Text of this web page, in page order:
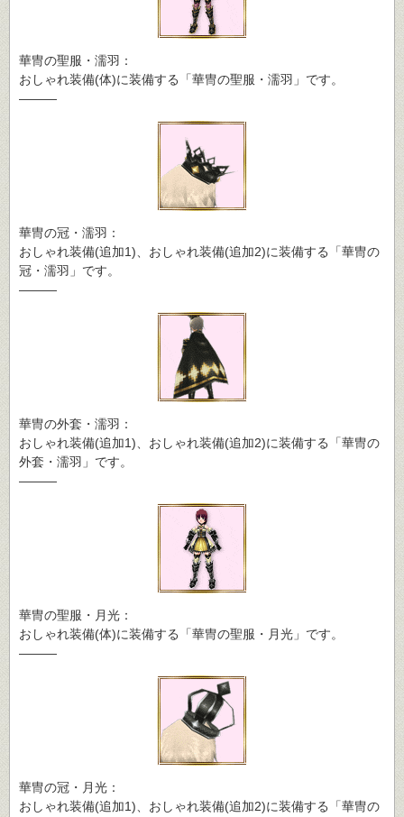
華冑の聖服・濡羽：
おしゃれ装備(体)に装備する「華冑の聖服・濡羽」です。
―――
華冑の冠・濡羽：
おしゃれ装備(追加1)、おしゃれ装備(追加2)に装備する「華冑の
冠・濡羽」です。
―――
華冑の外套・濡羽：
おしゃれ装備(追加1)、おしゃれ装備(追加2)に装備する「華冑の
外套・濡羽」です。
―――
華冑の聖服・月光：
おしゃれ装備(体)に装備する「華冑の聖服・月光」です。
―――
華冑の冠・月光：
おしゃれ装備(追加1)、おしゃれ装備(追加2)に装備する「華冑の